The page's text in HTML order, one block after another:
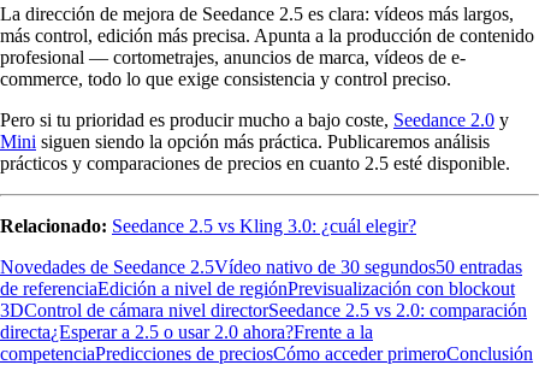
La dirección de mejora de Seedance 2.5 es clara: vídeos más largos,
más control, edición más precisa. Apunta a la producción de contenido
profesional — cortometrajes, anuncios de marca, vídeos de e-
commerce, todo lo que exige consistencia y control preciso.
Pero si tu prioridad es producir mucho a bajo coste, Seedance 2.0 y
Mini siguen siendo la opción más práctica. Publicaremos análisis
prácticos y comparaciones de precios en cuanto 2.5 esté disponible.
Relacionado: Seedance 2.5 vs Kling 3.0: ¿cuál elegir?
Novedades de Seedance 2.5Vídeo nativo de 30 segundos50 entradas
de referenciaEdición a nivel de regiónPrevisualización con blockout
3DControl de cámara nivel directorSeedance 2.5 vs 2.0: comparación
directa¿Esperar a 2.5 o usar 2.0 ahora?Frente a la
competenciaPredicciones de preciosCómo acceder primeroConclusión